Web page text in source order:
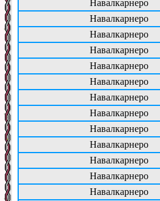
Навалкарнеро
Навалкарнеро
Навалкарнеро
Навалкарнеро
Навалкарнеро
Навалкарнеро
Навалкарнеро
Навалкарнеро
Навалкарнеро
Навалкарнеро
Навалкарнеро
Навалкарнеро
Навалкарнеро